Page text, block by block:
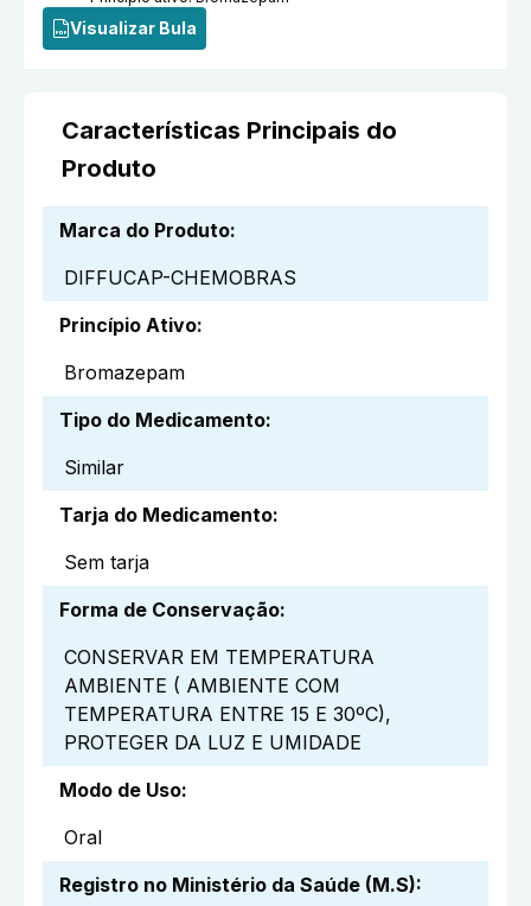
Visualizar Bula
Características Principais do
Produto
Marca do Produto:
DIFFUCAP-CHEMOBRAS
Princípio Ativo:
Bromazepam
Tipo do Medicamento:
Similar
Tarja do Medicamento:
Sem tarja
Forma de Conservação:
CONSERVAR EM TEMPERATURA
AMBIENTE ( AMBIENTE COM
TEMPERATURA ENTRE 15 E 30ºC),
PROTEGER DA LUZ E UMIDADE
Modo de Uso:
Oral
Registro no Ministério da Saúde (M.S):